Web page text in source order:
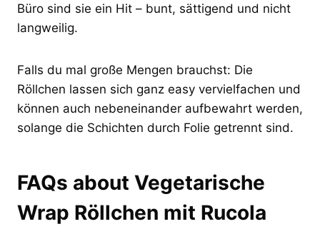
Büro sind sie ein Hit – bunt, sättigend und nicht
langweilig.
Falls du mal große Mengen brauchst: Die
Röllchen lassen sich ganz easy vervielfachen und
können auch nebeneinander aufbewahrt werden,
solange die Schichten durch Folie getrennt sind.
FAQs about Vegetarische
Wrap Röllchen mit Rucola